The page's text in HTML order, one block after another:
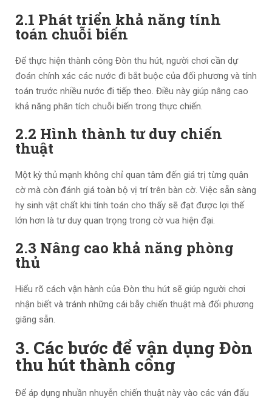
2.1 Phát triển khả năng tính
toán chuỗi biến
Để thực hiện thành công Đòn thu hút, người chơi cần dự
đoán chính xác các nước đi bắt buộc của đối phương và tính
toán trước nhiều nước đi tiếp theo. Điều này giúp nâng cao
khả năng phân tích chuỗi biến trong thực chiến.
2.2 Hình thành tư duy chiến
thuật
Một kỳ thủ mạnh không chỉ quan tâm đến giá trị từng quân
cờ mà còn đánh giá toàn bộ vị trí trên bàn cờ. Việc sẵn sàng
hy sinh vật chất khi tính toán cho thấy sẽ đạt được lợi thế
lớn hơn là tư duy quan trọng trong cờ vua hiện đại.
2.3 Nâng cao khả năng phòng
thủ
Hiểu rõ cách vận hành của Đòn thu hút sẽ giúp người chơi
nhận biết và tránh những cái bẫy chiến thuật mà đối phương
giăng sẵn.
3. Các bước để vận dụng Đòn
thu hút thành công
Để áp dụng nhuần nhuyễn chiến thuật này vào các ván đấu